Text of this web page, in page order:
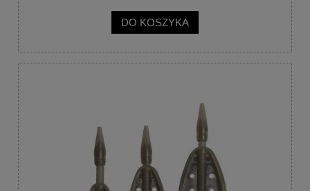
DO KOSZYKA